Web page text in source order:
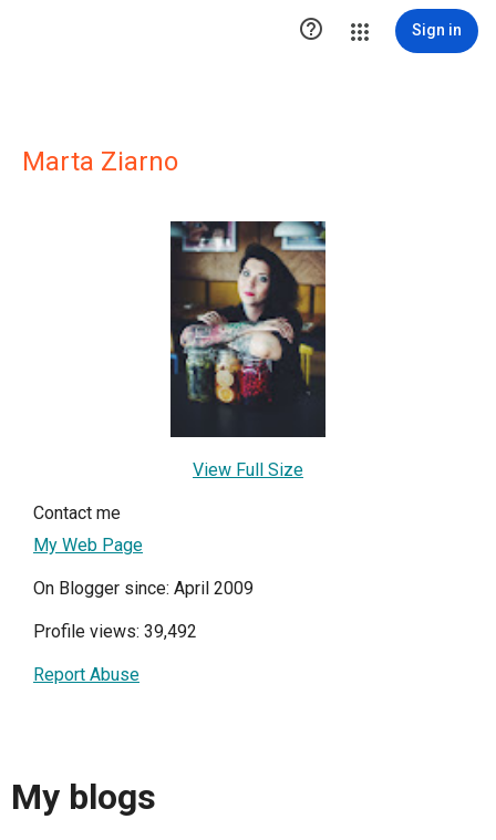
 Sign in
Marta Ziarno
View Full Size
Contact me
My Web Page
On Blogger since: April 2009
Profile views: 39,492
Report Abuse
My blogs